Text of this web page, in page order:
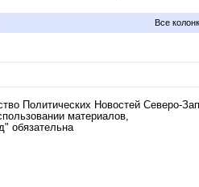
Все
Политических Новостей Северо-
материалов,
обязательна